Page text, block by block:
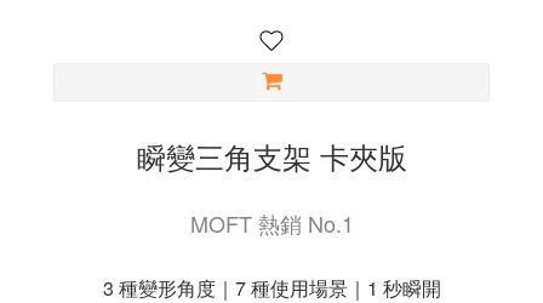
瞬變三角支架 卡夾版
MOFT 熱銷 No.1
3 種變形角度｜7 種使用場景｜1 秒瞬開